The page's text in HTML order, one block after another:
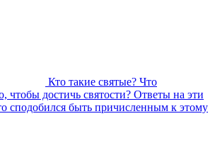
Кто такие святые? Что
чтобы достичь святости? Ответы на эти
сподобился быть причисленным к этому